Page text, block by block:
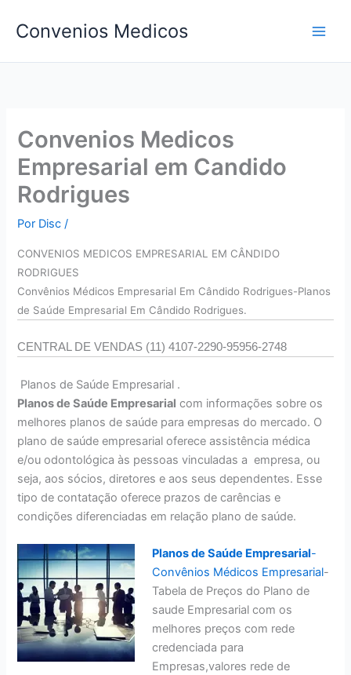
para
conteúdo
Convenios Medicos
Convenios Medicos
Empresarial em Candido
Rodrigues
Por Disc/
CONVENIOS MEDICOS EMPRESARIAL EM CÂNDIDO
RODRIGUES
Convênios Médicos Empresarial Em Cândido Rodrigues-Planos
de Saúde Empresarial Em Cândido Rodrigues.
CENTRAL DE VENDAS (11) 4107-2290-95956-2748
Planos de Saúde Empresarial .
Planos de Saúde Empresarial com informações sobre os
melhores planos de saúde para empresas do mercado. O
plano de saúde empresarial oferece assistência médica
e/ou odontológica às pessoas vinculadas a empresa, ou
seja, aos sócios, diretores e aos seus dependentes. Esse
tipo de contatação oferece prazos de carências e
condições diferenciadas em relação plano de saúde.
Planos de Saúde Empresarial-
Convênios Médicos Empresarial-
Tabela de Preços do Plano de
saude Empresarial com os
melhores preços com rede
credenciada para
Empresas,valores rede de